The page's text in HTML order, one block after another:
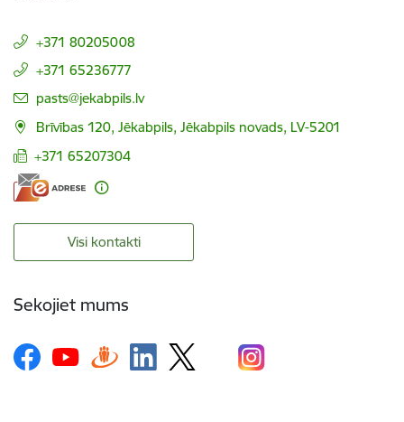
+371 80205008
+371 65236777
E-pasts:
pasts@jekabpils.lv
Brīvības 120, Jēkabpils, Jēkabpils novads, LV-5201
+371 65207304
Visi kontakti
Sekojiet mums